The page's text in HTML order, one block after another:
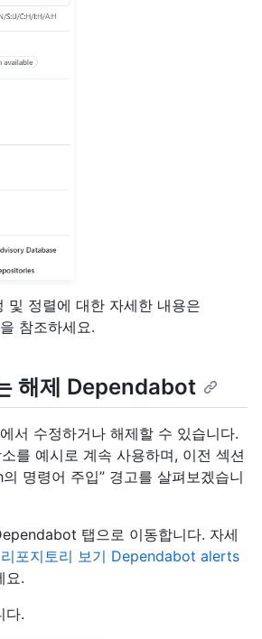
및 정렬에 대한 자세한 내용은
참조하세요.
해제 Dependabot
서 수정하거나 해제할 수 있습니다.
를 예시로 계속 사용하며, 이전 섹션
명령어 주입” 경고를 살펴보겠습니
탭으로 이동합니다. 자세
리포지토리 보기 Dependabot alerts
요.
다.